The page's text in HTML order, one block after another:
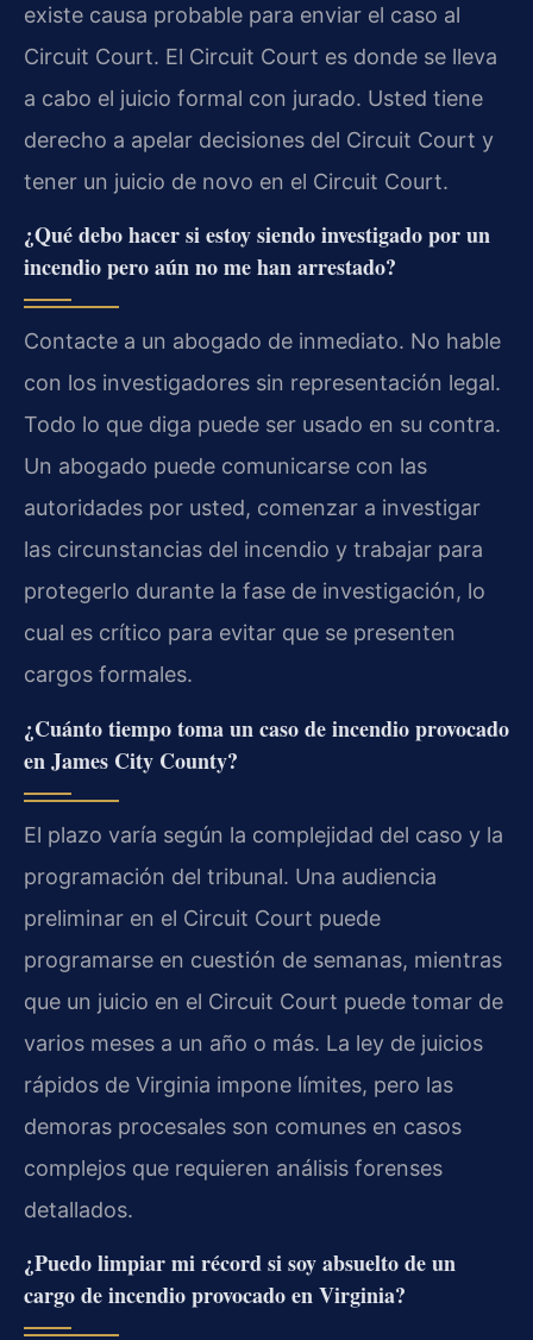
existe causa probable para enviar el caso al
Circuit Court. El Circuit Court es donde se lleva
a cabo el juicio formal con jurado. Usted tiene
derecho a apelar decisiones del Circuit Court y
tener un juicio de novo en el Circuit Court.
¿Qué debo hacer si estoy siendo investigado por un
incendio pero aún no me han arrestado?
Contacte a un abogado de inmediato. No hable
con los investigadores sin representación legal.
Todo lo que diga puede ser usado en su contra.
Un abogado puede comunicarse con las
autoridades por usted, comenzar a investigar
las circunstancias del incendio y trabajar para
protegerlo durante la fase de investigación, lo
cual es crítico para evitar que se presenten
cargos formales.
¿Cuánto tiempo toma un caso de incendio provocado
en James City County?
El plazo varía según la complejidad del caso y la
programación del tribunal. Una audiencia
preliminar en el Circuit Court puede
programarse en cuestión de semanas, mientras
que un juicio en el Circuit Court puede tomar de
varios meses a un año o más. La ley de juicios
rápidos de Virginia impone límites, pero las
demoras procesales son comunes en casos
complejos que requieren análisis forenses
detallados.
¿Puedo limpiar mi récord si soy absuelto de un
cargo de incendio provocado en Virginia?